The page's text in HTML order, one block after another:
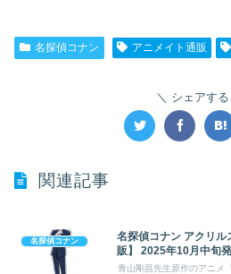
名探偵コナン アニメイト通販
シェアする
関連記事
名探偵コナン
名探偵コナン アクリ
販】 2025年10月中旬
青山剛昌先生原作のアニメ